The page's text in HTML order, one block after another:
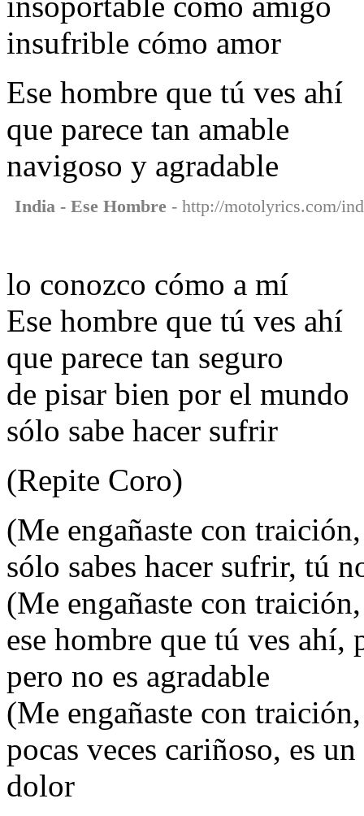
insufrible cómo amor
Ese hombre que tú ves ahí
que parece tan amable
navigoso y agradable
India - Ese Hombre - http://motolyrics.com/
lo conozco cómo a mí
Ese hombre que tú ves ahí
que parece tan seguro
de pisar bien por el mundo
sólo sabe hacer sufrir
(Repite Coro)
(Me engañaste con
sólo sabes hacer sufrir, tú
(Me engañaste con
ese hombre que tú ves ahí,
pero no es agradable
(Me engañaste con
pocas veces cariñoso, es
dolor